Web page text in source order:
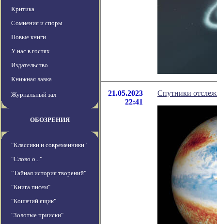
Критика
Сомнения и споры
Новые книги
У нас в гостях
Издательство
Книжная лавка
Журнальный зал
ОБОЗРЕНИЯ
"Классики и современники"
"Слово о..."
"Тайная история творений"
"Книга писем"
"Кошачий ящик"
"Золотые прииски"
21.05.2023
22:41
Спутники